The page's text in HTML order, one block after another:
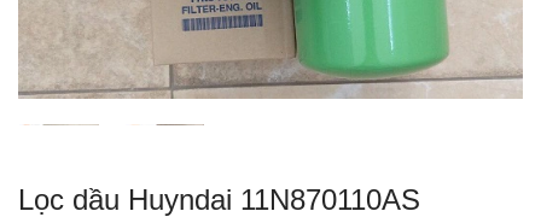
Lọc dầu Huyndai 11N870110AS